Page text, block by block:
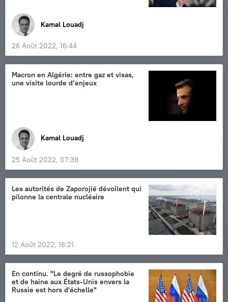
Kamal Louadj
26 Août 2022, 16:44
Macron en Algérie: entre gaz et visas,
une visite lourde d’enjeux
Kamal Louadj
25 Août 2022, 07:39
Les autorités de Zaporojié dévoilent qui
pilonne la centrale nucléaire
12 Août 2022, 16:21
En continu. "Le degré de russophobie
et de haine aux États-Unis envers la
Russie est hors d'échelle"